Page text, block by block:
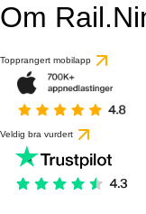
Om
Topprangert mobilapp
Veldig bra vurdert